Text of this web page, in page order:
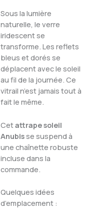
Sous la lumière
naturelle, le verre
iridescent se
transforme. Les reflets
bleus et dorés se
déplacent avec le soleil
au fil de la journée. Ce
vitrail n’est jamais tout à
fait le même.
Cetattrape soleil
Anubisse suspend à
une chaînette robuste
incluse dans la
commande.
Quelques idées
d’emplacement :